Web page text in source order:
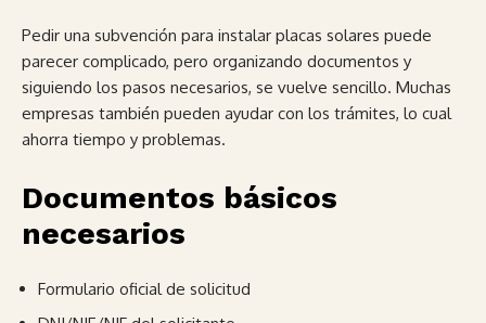
Pedir una subvención para instalar placas solares puede
parecer complicado, pero organizando documentos y
siguiendo los pasos necesarios, se vuelve sencillo. Muchas
empresas también pueden ayudar con los trámites, lo cual
ahorra tiempo y problemas.
Documentos básicos
necesarios
Formulario oficial de solicitud